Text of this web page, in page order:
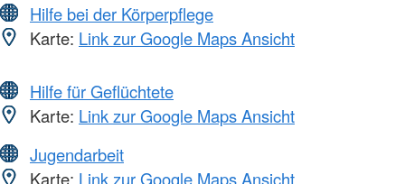
Hilfe bei der Körperpflege
Karte: Link zur Google Maps Ansicht
Hilfe für Geflüchtete
Karte: Link zur Google Maps Ansicht
Jugendarbeit
Karte: Link zur Google Maps Ansicht